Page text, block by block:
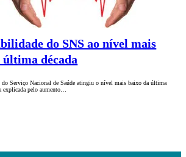
do SNS ao nível mais
última década
do Serviço Nacional de Saúde atingiu o nível mais baixo da última
explicada pelo aumento…